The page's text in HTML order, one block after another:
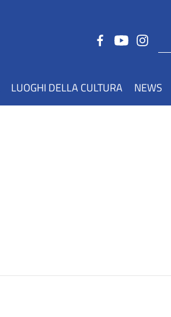
LUOGHI DELLA CULTURA NEWS